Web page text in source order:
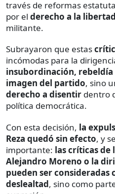
través de reformas
por el derecho a la
militante.
Subrayaron que estas
incómodas para la
insubordinación,
imagen del partido, sino
derecho a disentir dentro
política democrática.
Con esta decisión, la
Reza quedó sin efecto, y
importante: las críticas de
Alejandro Moreno o la
pueden ser consideradas
deslealtad, sino como